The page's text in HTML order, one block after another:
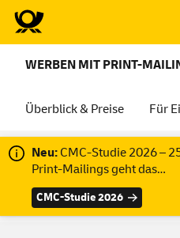
WERBEN MIT PRINT-
Überblick & Preise Für
Neu: CMC-Studie 2026 –
Print-Mailings geht das…
CMC-Studie 2026